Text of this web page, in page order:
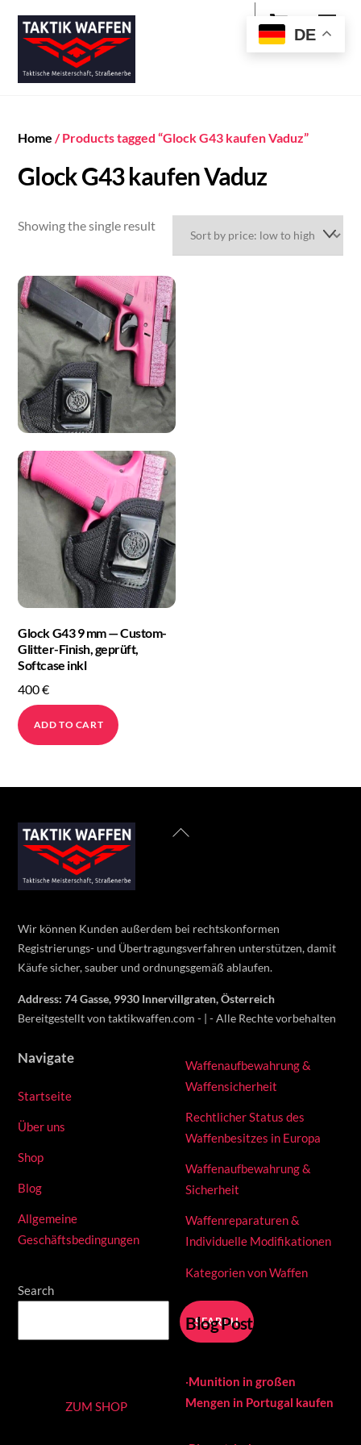
content
Cart
Home / Products tagged “Glock G43 kaufen Vaduz”
Glock G43 kaufen Vaduz
Showing the single result
Glock G43 9 mm — Custom-
Glitter-Finish, geprüft,
Softcase inkl
400€
ADD TO CART
Back
Wir können Kunden außerdem bei rechtskonformen
Registrierungs- und Übertragungsverfahren unterstützen, damit
Käufe sicher, sauber und ordnungsgemäß ablaufen.
Address: 74 Gasse, 9930 Innervillgraten, Österreich
Bereitgestellt von taktikwaffen.com - | - Alle Rechte vorbehalten
Navigate
Startseite
Über uns
Shop
Blog
Allgemeine
Geschäftsbedingungen
Search
SEARCH
Waffenaufbewahrung &
Waffensicherheit
Rechtlicher Status des
Waffenbesitzes in Europa
Waffenaufbewahrung &
Sicherheit
Waffenreparaturen &
Individuelle Modifikationen
Kategorien von Waffen
Blog Posts
ZUM SHOP
·Munition in großen
Mengen in Portugal kaufen
DE